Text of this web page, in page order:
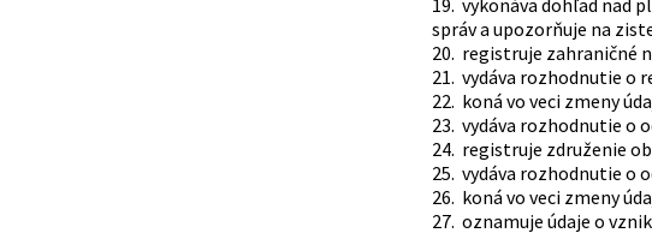
19. vykonáva dohľad nad
správ a upozorňuje na
20. registruje zahraničné
21. vydáva rozhodnutie o
22. koná vo veci zmeny
23. vydáva rozhodnutie o
24. registruje združenie
25. vydáva rozhodnutie o
26. koná vo veci zmeny
27. oznamuje údaje o